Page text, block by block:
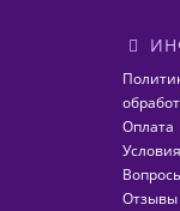
Оплата
Отзывы